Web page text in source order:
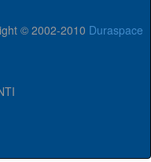
© 2002-2010 Duraspace